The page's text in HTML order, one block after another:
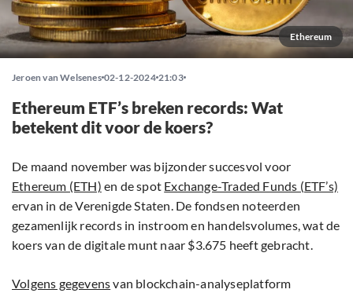
Ethereum
Jeroen van Welsenes 02-12-2024 21:03
Ethereum ETF’s breken records: Wat
betekent dit voor de koers?
De maand november was bijzonder succesvol voor
Ethereum (ETH) en de spot Exchange-Traded Funds (ETF’s)
ervan in de Verenigde Staten. De fondsen noteerden
gezamenlijk records in instroom en handelsvolumes, wat de
koers van de digitale munt naar $3.675 heeft gebracht.
Volgens gegevensvan blockchain-analyseplatform